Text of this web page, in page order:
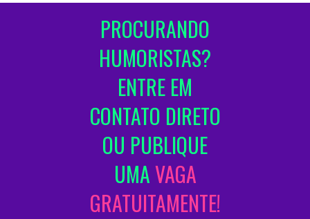
PROCURANDO
HUMORISTAS?
ENTRE EM
CONTATO DIRETO
OU PUBLIQUE
UMAVAGA
GRATUITAMENTE!